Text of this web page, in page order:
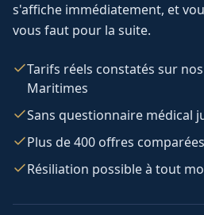
s'affiche immédiatement, et
vous faut pour la suite.
Tarifs réels constatés sur
Maritimes
Sans questionnaire médical
Plus de 400 offres
Résiliation possible à tout